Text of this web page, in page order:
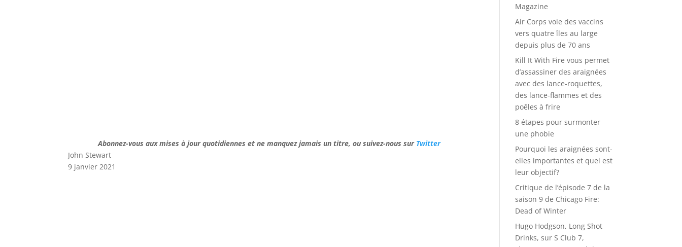
Abonnez-vous aux mises à jour quotidiennes et ne manquez jamais un titre, ou suivez-nous sur Twitter
John Stewart
9 janvier 2021
Magazine
Air Corps vole des vaccins
vers quatre îles au large
depuis plus de 70 ans
Kill It With Fire vous permet
d’assassiner des araignées
avec des lance-roquettes,
des lance-flammes et des
poêles à frire
8 étapes pour surmonter
une phobie
Pourquoi les araignées sont-
elles importantes et quel est
leur objectif?
Critique de l’épisode 7 de la
saison 9 de Chicago Fire:
Dead of Winter
Hugo Hodgson, Long Shot
Drinks, sur S Club 7,